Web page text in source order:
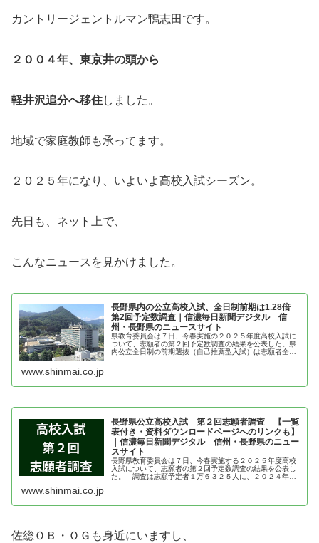
カントリージェントルマン鴨志田です。
２００４年、東京井の頭から
軽井沢追分へ移住しました。
地域で家庭教師も承ってます。
２０２５年になり、いよいよ高校入試シーズン。
先日も、ネット上で、
こんなニュースを見かけました。
長野県内の公立高校入試、全日制前期は1.28倍
第2回予定数調査｜信濃毎日新聞デジタル 信
州・長野県のニュースサイト
県教育委員会は７日、今春実施の２０２５年度高校入試に
ついて、志願者の第２回予定数調査の結果を公表した。県
内公立全日制の前期選抜（自己推薦型入試）は志願者全体
www.shinmai.co.jp
長野県公立高校入試 第２回志願者調査 【一覧
表付き・資料ダウンロードページへのリンクも】
｜信濃毎日新聞デジタル 信州・長野県のニュー
スサイト
長野県教育委員会は７日、今春実施する２０２５年度高校
入試について、志願者の第２回予定数調査の結果を公表し
た。 調査は志願予定者１万６３２５人に、２０２４年１
www.shinmai.co.jp
佐総ＯＢ・ＯＧも身近にいますし、